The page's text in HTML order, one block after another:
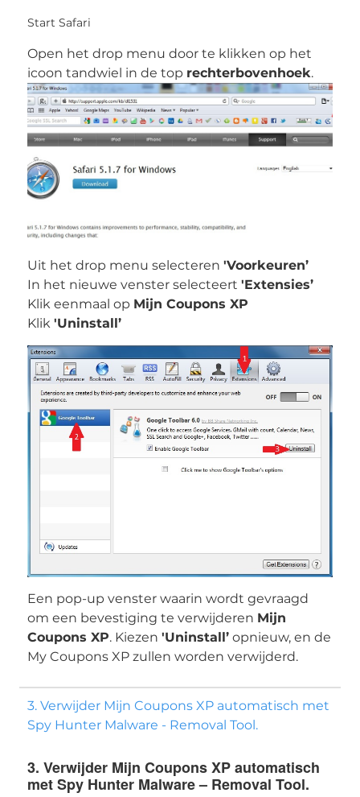
Start Safari
Open het drop menu door te klikken op het
icoon tandwiel in de top rechterbovenhoek.
Uit het drop menu selecteren 'Voorkeuren’
In het nieuwe venster selecteert 'Extensies’
Klik eenmaal op Mijn Coupons XP
Klik 'Uninstall’
Een pop-up venster waarin wordt gevraagd
om een ​​bevestiging te verwijderen Mijn
Coupons XP. Kiezen 'Uninstall’opnieuw, en de
My Coupons XP zullen worden verwijderd.
3. Verwijder Mijn Coupons XP automatisch met
Spy Hunter Malware - Removal Tool.
3. Verwijder Mijn Coupons XP automatisch
met Spy Hunter Malware – Removal Tool.
Download
Malware Removal Tool